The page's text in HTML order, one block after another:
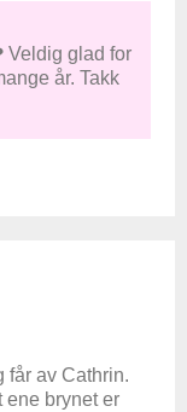
Veldig glad for
år. Takk
får av Cathrin.
ene brynet er